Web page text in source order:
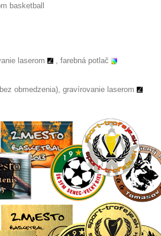
basketball
laserom , farebná potlač
obmedzenia), gravírovanie laserom